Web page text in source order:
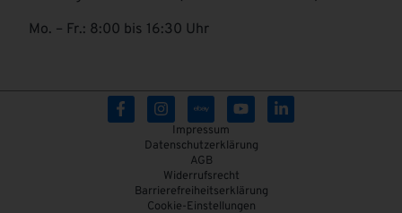
Mo. – Fr.: 8:00 bis 16:30 Uhr
Impressum
Datenschutzerklärung
AGB
Widerrufsrecht
Barrierefreiheitserklärung
Cookie-Einstellungen